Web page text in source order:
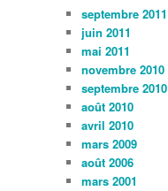
septembre 2011
juin 2011
mai 2011
novembre 2010
septembre 2010
août 2010
avril 2010
mars 2009
août 2006
mars 2001